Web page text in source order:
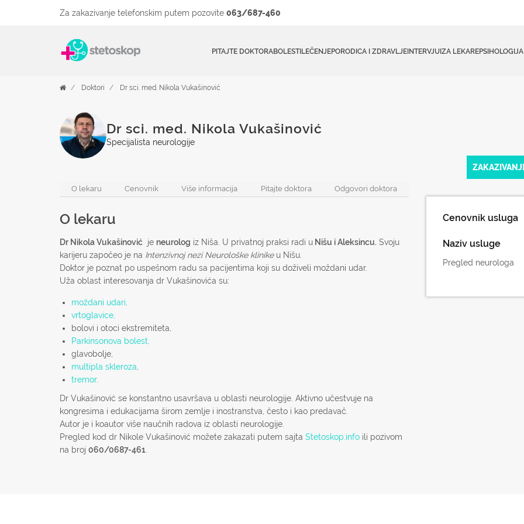
Za zakazivanje telefonskim putem pozovite 063/687-460
PITAJTE DOKTORABOLESTILEČENJEPORODICA I ZDRAVLJEINTERVJUIZA LEKAREPSIHOLOGIJA
Doktori Dr sci. med. Nikola Vukašinović
Dr sci. med. Nikola Vukašinović
Specijalista neurologije
O lekaru Cenovnik Više informacija Pitajte doktora Odgovori doktora
O lekaru
Dr Nikola Vukašinović je neurolog iz Niša. U privatnoj praksi radi u Nišu i Aleksincu. Svoju
karijeru započeo je na Intenzivnoj nezi Neurološke klinikeu Nišu.
Doktor je poznat po uspešnom radu sa pacijentima koji su doživeli moždani udar.
Uža oblast interesovanja dr Vukašinovića su:
moždani udari,
vrtoglavice,
bolovi i otoci ekstremiteta,
Parkinsonova bolest,
glavobolje,
multipla skleroza
tremor.
Dr Vukašinović se konstantno usavršava u oblasti neurologije. Aktivno učestvuje na
kongresima i edukacijama širom zemlje i inostranstva, često i kao predavač.
Autor je i koautor više naučnih radova iz oblasti neurologije.
Pregled kod dr Nikole Vukašinović možete zakazati putem sajta Stetoskop.info ili pozivom
na broj 060/0687-461
Cenovnik usluga
Naziv usluge
Pregled neurologa